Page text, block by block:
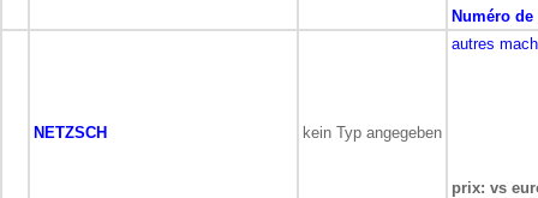
Numéro
NETZSCH kein Typ angegeben
autres
prix: vs